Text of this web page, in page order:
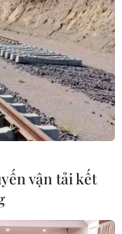
KHÚC THANH
vận tải kết